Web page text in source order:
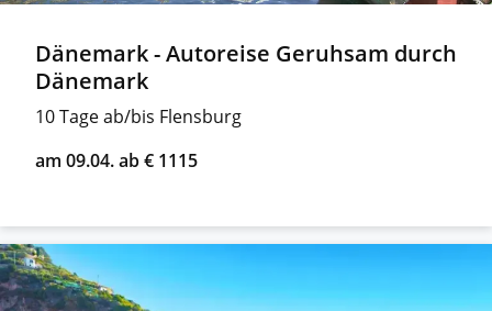
Dänemark - Autoreise Geruhsam durch
Dänemark
10 Tage ab/bis Flensburg
am 09.04. ab € 1115